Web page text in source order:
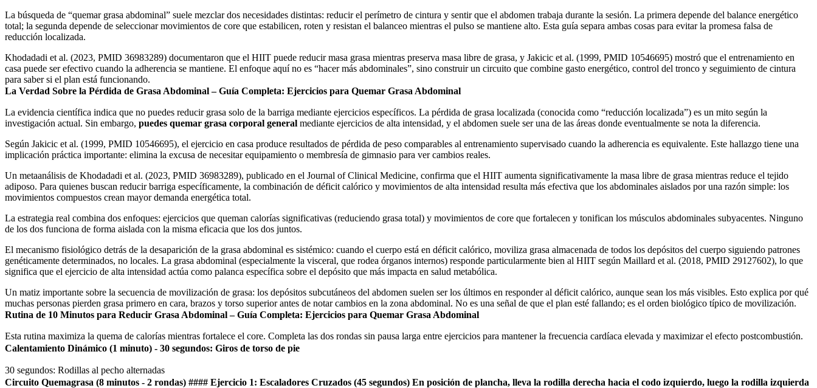
La búsqueda de “quemar grasa abdominal” suele mezclar dos necesidades distintas: reducir el perímetro de cintura y sentir que el abdomen trabaja durante la sesión. La primera depende del balance energético
total; la segunda depende de seleccionar movimientos de core que estabilicen, roten y resistan el balanceo mientras el pulso se mantiene alto. Esta guía separa ambas cosas para evitar la promesa falsa de
reducción localizada.
Khodadadi et al. (2023, PMID 36983289) documentaron que el HIIT puede reducir masa grasa mientras preserva masa libre de grasa, y Jakicic et al. (1999, PMID 10546695) mostró que el entrenamiento en
casa puede ser efectivo cuando la adherencia se mantiene. El enfoque aquí no es “hacer más abdominales”, sino construir un circuito que combine gasto energético, control del tronco y seguimiento de cintura
para saber si el plan está funcionando.
La Verdad Sobre la Pérdida de Grasa Abdominal – Guía Completa: Ejercicios para Quemar Grasa Abdominal
La evidencia científica indica que no puedes reducir grasa solo de la barriga mediante ejercicios específicos. La pérdida de grasa localizada (conocida como “reducción localizada”) es un mito según la
investigación actual. Sin embargo, puedes quemar grasa corporal general mediante ejercicios de alta intensidad, y el abdomen suele ser una de las áreas donde eventualmente se nota la diferencia.
Según Jakicic et al. (1999, PMID 10546695), el ejercicio en casa produce resultados de pérdida de peso comparables al entrenamiento supervisado cuando la adherencia es equivalente. Este hallazgo tiene una
implicación práctica importante: elimina la excusa de necesitar equipamiento o membresía de gimnasio para ver cambios reales.
Un metaanálisis de Khodadadi et al. (2023, PMID 36983289), publicado en el Journal of Clinical Medicine, confirma que el HIIT aumenta significativamente la masa libre de grasa mientras reduce el tejido
adiposo. Para quienes buscan reducir barriga específicamente, la combinación de déficit calórico y movimientos de alta intensidad resulta más efectiva que los abdominales aislados por una razón simple: los
movimientos compuestos crean mayor demanda energética total.
La estrategia real combina dos enfoques: ejercicios que queman calorías significativas (reduciendo grasa total) y movimientos de core que fortalecen y tonifican los músculos abdominales subyacentes. Ninguno
de los dos funciona de forma aislada con la misma eficacia que los dos juntos.
El mecanismo fisiológico detrás de la desaparición de la grasa abdominal es sistémico: cuando el cuerpo está en déficit calórico, moviliza grasa almacenada de todos los depósitos del cuerpo siguiendo patrones
genéticamente determinados, no locales. La grasa abdominal (especialmente la visceral, que rodea órganos internos) responde particularmente bien al HIIT según Maillard et al. (2018, PMID 29127602), lo que
significa que el ejercicio de alta intensidad actúa como palanca específica sobre el depósito que más impacta en salud metabólica.
Un matiz importante sobre la secuencia de movilización de grasa: los depósitos subcutáneos del abdomen suelen ser los últimos en responder al déficit calórico, aunque sean los más visibles. Esto explica por qué
muchas personas pierden grasa primero en cara, brazos y torso superior antes de notar cambios en la zona abdominal. No es una señal de que el plan esté fallando; es el orden biológico típico de movilización.
Rutina de 10 Minutos para Reducir Grasa Abdominal – Guía Completa: Ejercicios para Quemar Grasa Abdominal
Esta rutina maximiza la quema de calorías mientras fortalece el core. Completa las dos rondas sin pausa larga entre ejercicios para mantener la frecuencia cardíaca elevada y maximizar el efecto postcombustión.
Calentamiento Dinámico (1 minuto) - 30 segundos: Giros de torso de pie
30 segundos: Rodillas al pecho alternadas
Circuito Quemagrasa (8 minutos - 2 rondas) #### Ejercicio 1: Escaladores Cruzados (45 segundos) En posición de plancha, lleva la rodilla derecha hacia el codo izquierdo, luego la rodilla izquierda